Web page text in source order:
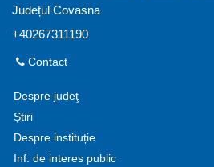
Județul Covasna
+40267311190
Contact
Despre judeţ
Știri
Despre instituție
Inf. de interes public